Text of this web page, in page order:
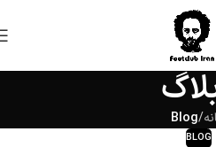
/
Blog
BLOG